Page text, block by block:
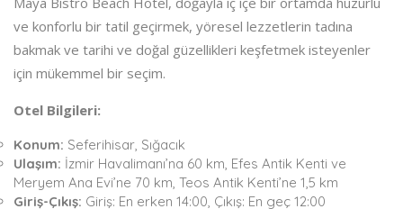
ve konforlu bir tatil geçirmek, yöresel lezzetlerin tadına
bakmak ve tarihi ve doğal güzellikleri keşfetmek isteyenler
için mükemmel bir seçim.
Otel Bilgileri:
Konum: Seferihisar, Sığacık
Ulaşım: İzmir Havalimanı’na 60 km, Efes Antik Kenti ve
Meryem Ana Evi’ne 70 km, Teos Antik Kenti’ne 1,5 km
Giriş-Çıkış: Giriş: En erken 14:00, Çıkış: En geç 12:00